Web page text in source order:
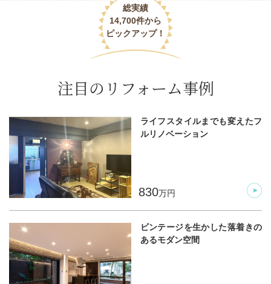
総実績
14,700件から
ピックアップ！
注目のリフォーム事例
ライフスタイルまでも変えたフ
ルリノベーション
830万円
ビンテージを生かした落着きの
あるモダン空間